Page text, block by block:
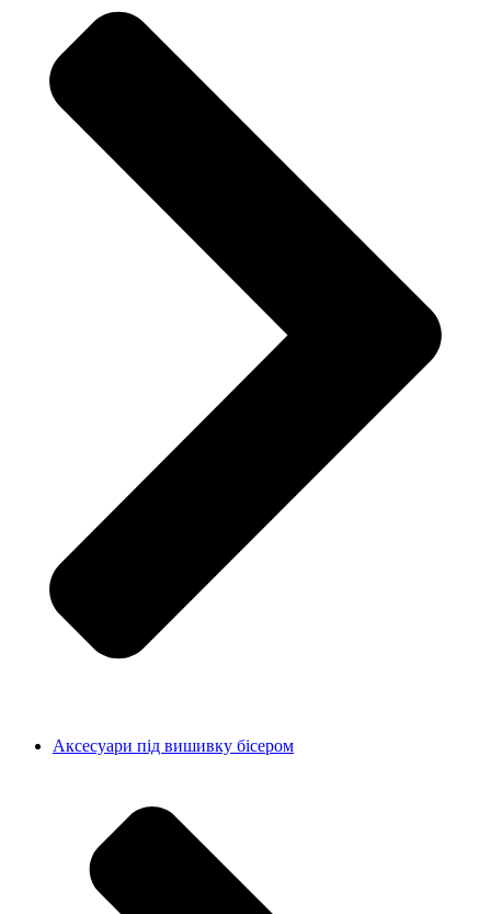
Аксесуари під вишивку бісером